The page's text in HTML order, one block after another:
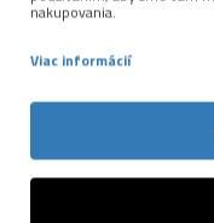
Viac o značke →
nakupovania.
Viac informácií